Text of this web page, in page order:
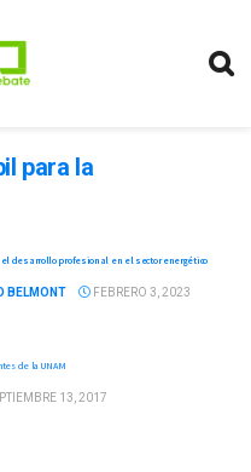
para la
desarrollo profesional en el sector energético
BELMONT FEBRERO 3, 2023
de la UNAM
13, 2017